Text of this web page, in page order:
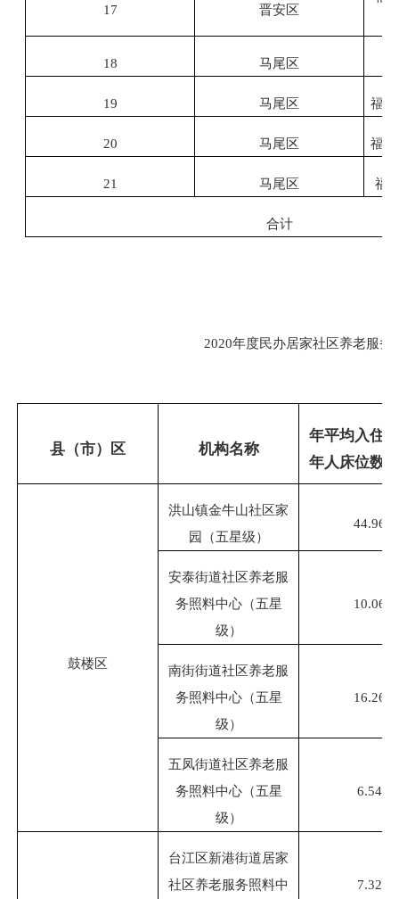
17 晋安区
18 马尾区
19 马尾区 福
20 马尾区 福
21 马尾区 福
合计
2020年度民办居家社区养老服
县（市）区 机构名称
年平均入住
年人床位数
鼓楼区
洪山镇金牛山社区家
园（五星级）
44.96
安泰街道社区养老服
务照料中心（五星
级）
10.06
南街街道社区养老服
务照料中心（五星
级）
16.26
五凤街道社区养老服
务照料中心（五星
级）
6.54
台江区新港街道居家
社区养老服务照料中
7.32